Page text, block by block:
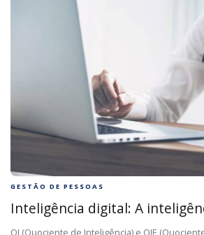
GESTÃO DE PESSOAS
Inteligência digital: A
QI (Quociente de Inteligência) e QIE